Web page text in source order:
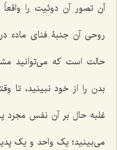
آن تصور آن دوئیت را
روحى آن جنبۀ فناى ماده
حالت است که مى‌توانید
بدن را از خود نبینید، تا
غلبه حال بر آن نفس مجرد
مى‌بینید؛ یک واحد و یک